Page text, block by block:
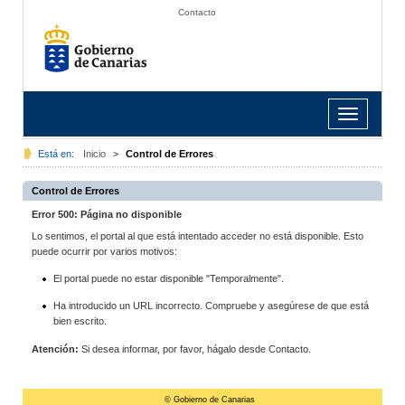
Contacto
Toggle
navigation
Está en: Inicio > Control de Errores
Control de Errores
Error 500: Página no disponible
Lo sentimos, el portal al que está intentado acceder no está disponible. Esto
puede ocurrir por varios motivos:
El portal puede no estar disponible "Temporalmente".
Ha introducido un URL incorrecto. Compruebe y asegúrese de que está
bien escrito.
Atención: Si desea informar, por favor, hágalo desde Contacto.
© Gobierno de Canarias